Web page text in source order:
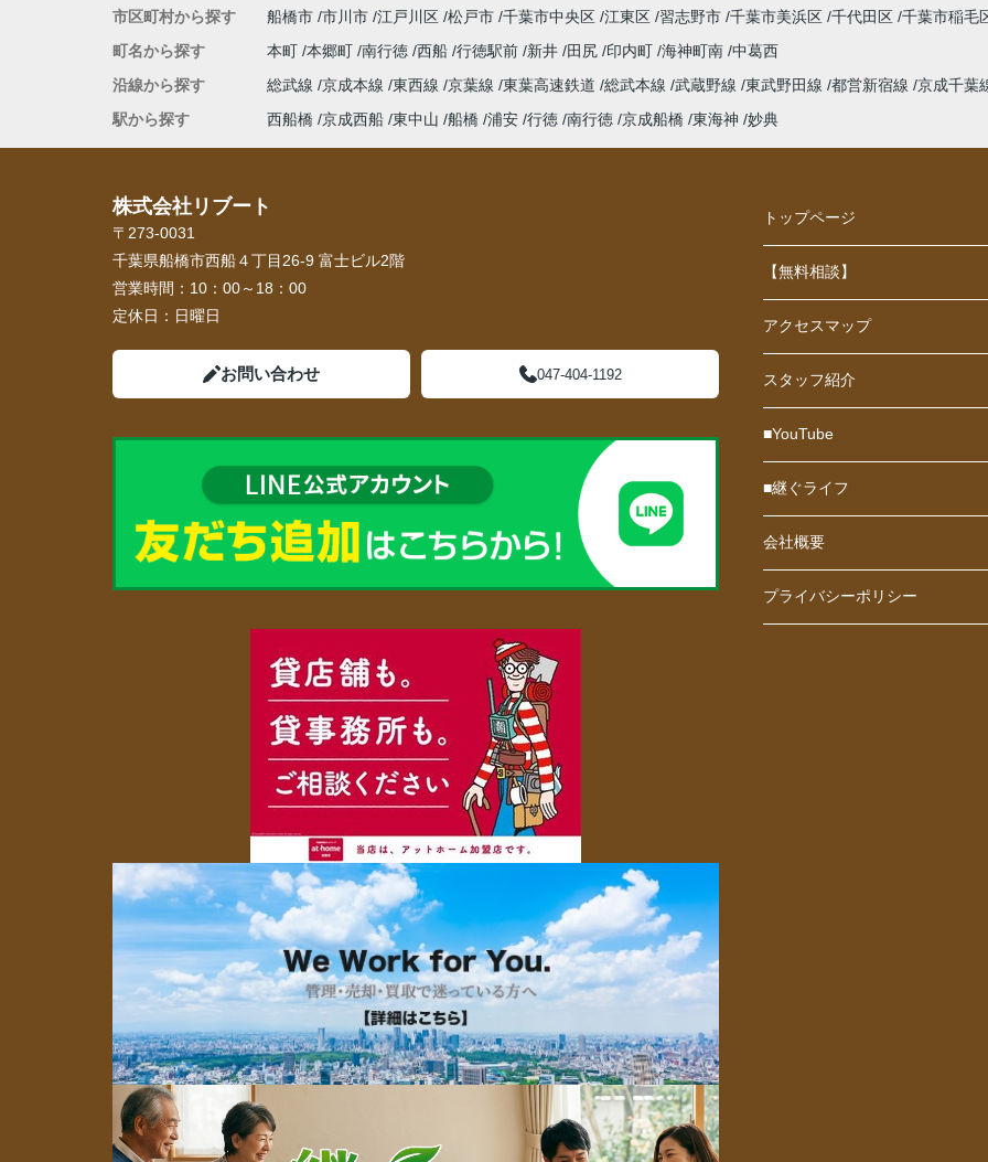
市区町村から探す 船橋市 市川市 江戸川区 松戸市 千葉市中央区 江東区 習志野市 千葉市美浜区 千代田区 千葉市稲毛
町名から探す
本町 本郷町 南行徳 西船 行徳駅前 新井 田尻 印内町 海神町南 中葛西
沿線から探す
総武線 京成本線 東西線 京葉線 東葉高速鉄道 総武本線 武蔵野線 東武野田線 都営新宿線 京成千葉
駅から探す
西船橋 京成西船 東中山 船橋 浦安 行徳 南行徳 京成船橋 東海神 妙典
株式会社リブート
〒273-0031
千葉県船橋市西船４丁目26-9 富士ビル2階
営業時間： 10：00～18：00
定休日： 日曜日
お問い合わせ 047-404-1192
トップページ
【無料相談】
アクセスマップ
スタッフ紹介
■YouTube
■継ぐライフ
会社概要
プライバシーポリシー